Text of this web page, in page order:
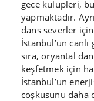
gece kulüpleri,
yapmaktadır.
dans severler
İstanbul’un canlı
sıra, oryantal
keşfetmek için
İstanbul’un
coşkusunu daha